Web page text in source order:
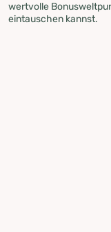
wertvolle
eintauschen kannst.